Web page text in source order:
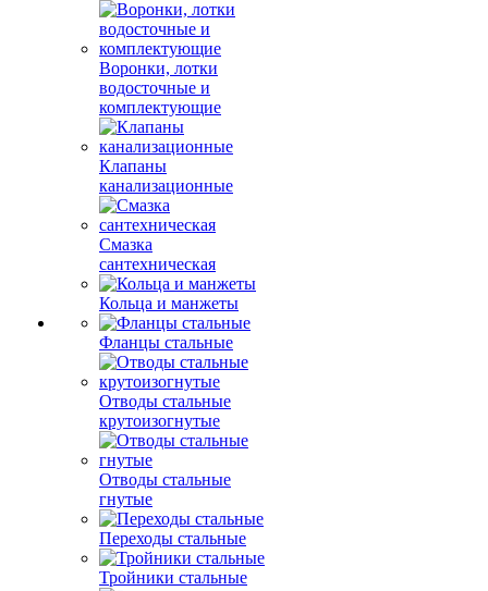
Воронки, лотки
водосточные и
комплектующие
Клапаны
канализационные
Смазка
сантехническая
Кольца и манжеты
Фланцы стальные
Отводы стальные
крутоизогнутые
Отводы стальные
гнутые
Переходы стальные
Тройники стальные